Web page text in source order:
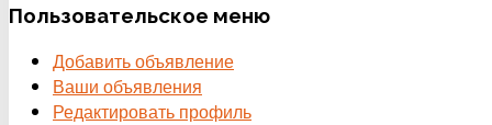
Пользовательское меню
Добавить объявление
Ваши объявления
Редактировать профиль